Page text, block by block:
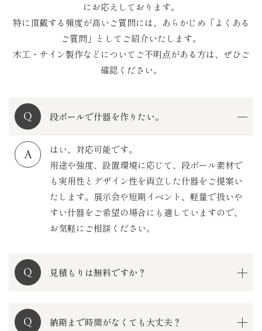
にお応えしております。
特に頂戴する頻度が高いご質問には、あらかじめ「よくある
ご質問」としてご紹介いたします。
木工・サイン製作などについてご不明点がある方は、ぜひご
確認ください。
段ボールで什器を作りたい。
はい、対応可能です。
用途や強度、設置環境に応じて、段ボール素材で
も実用性とデザイン性を両立した什器をご提案い
たします。展示会や短期イベント、軽量で扱いや
すい什器をご希望の場合にも適していますので、
お気軽にご相談ください。
見積もりは無料ですか？
納期まで時間がなくても大丈夫？